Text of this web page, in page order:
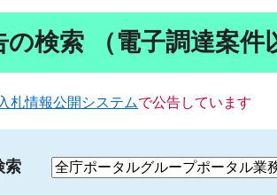
の検索 （電子調達案件
入札情報公開システムで公告しています
索
検